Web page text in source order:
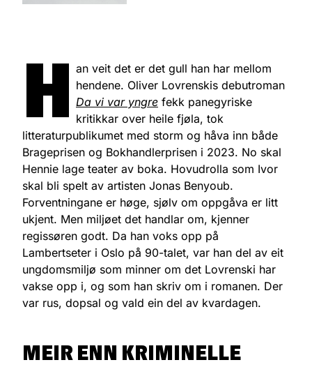
H an veit det er det gull han har mellom
hendene. Oliver Lovrenskis debutroman
Da vi var yngre fekk panegyriske
kritikkar over heile fjøla, tok
litteraturpublikumet med storm og håva inn både
Brageprisen og Bokhandlerprisen i 2023. No skal
Hennie lage teater av boka. Hovudrolla som Ivor
skal bli spelt av artisten Jonas Benyoub.
Forventningane er høge, sjølv om oppgåva er litt
ukjent. Men miljøet det handlar om, kjenner
regissøren godt. Da han voks opp på
Lambertseter i Oslo på 90-talet, var han del av eit
ungdomsmiljø som minner om det Lovrenski har
vakse opp i, og som han skriv om i romanen. Der
var rus, dopsal og vald ein del av kvardagen.
MEIR ENN KRIMINELLE